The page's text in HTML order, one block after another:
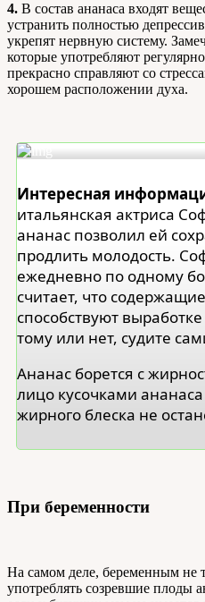
4. В состав ананаса входят
устранить полностью
укрепят нервную систему.
которые употребляют
прекрасно справляют со
хорошем расположении духа.
Интересная
итальянская актриса
ананас позволил ей
продлить молодость.
ежедневно по одному
считает, что
способствуют
тому или нет, судите
Ананас борется с
лицо кусочками
жирного блеска не
При беременности
На самом деле, беременным не
употреблять созревшие плоды